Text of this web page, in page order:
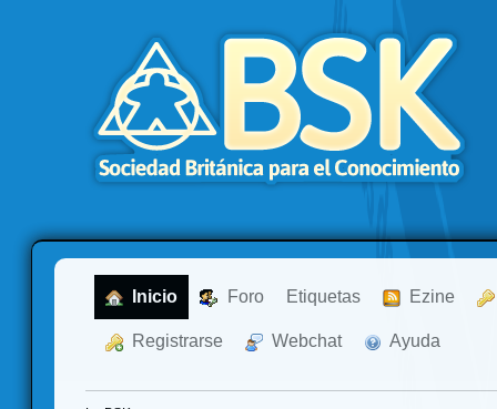
Inicio Foro Etiquetas Ezine
Registrarse Webchat Ayuda